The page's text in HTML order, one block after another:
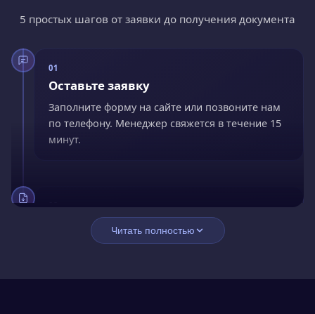
5 простых шагов от заявки до получения документа
01
Оставьте заявку
Заполните форму на сайте или позвоните нам
по телефону. Менеджер свяжется в течение 15
минут.
02
Заключите договор
Подпишите договор онлайн. Оплатите сразу со
переплат.
Читать полностью